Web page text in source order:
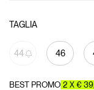
TAGLIA
44 46
BEST PROMO 2 X €